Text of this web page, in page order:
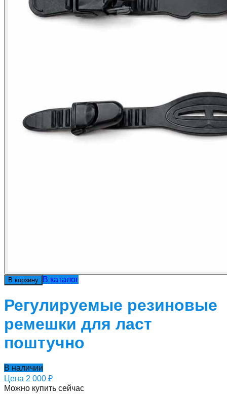
В корзину В каталог
Регулируемые резиновые
ремешки для ласт
поштучно
В наличии
Цена 2 000 ₽
Можно купить сейчас